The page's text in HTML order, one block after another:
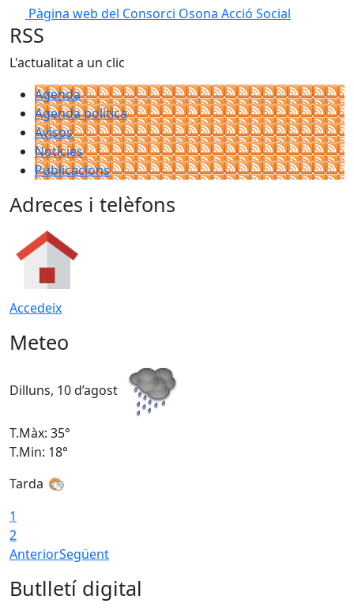
Pàgina web del Consorci Osona Acció Social
RSS
L'actualitat a un clic
Agenda
Agenda política
Avisos
Notícies
Publicacions
Adreces i telèfons
Accedeix
Meteo
Dilluns, 10 d’agost
T.Màx: 35°
T.Min: 18°
Tarda
1
2
AnteriorSegüent
Butlletí digital